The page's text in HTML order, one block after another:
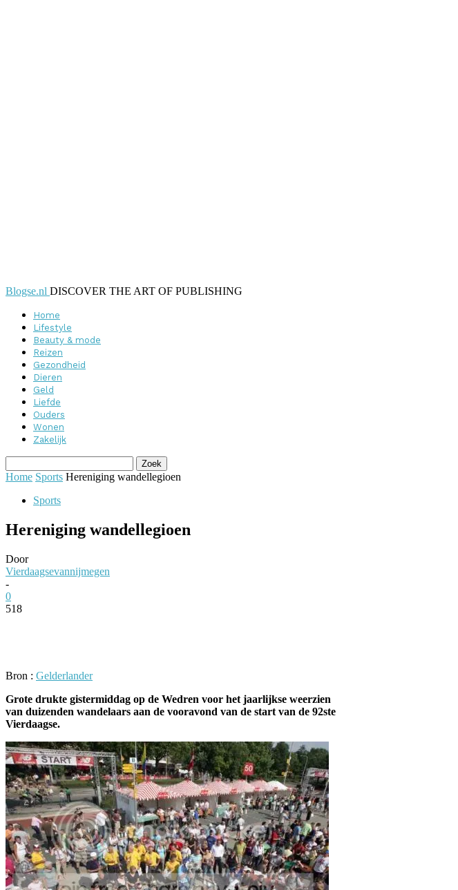
Blogse.nl DISCOVER THE ART OF PUBLISHING
Home
Lifestyle
Beauty & mode
Reizen
Gezondheid
Dieren
Geld
Liefde
Ouders
Wonen
Zakelijk
Home Sports Hereniging wandellegioen
Sports
Hereniging wandellegioen
Door
Vierdaagsevannijmegen
-
0
518
Bron : Gelderlander
Grote drukte gistermiddag op de Wedren voor het jaarlijkse weerzien
van duizenden wandelaars aan de vooravond van de start van de 92ste
Vierdaagse.